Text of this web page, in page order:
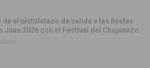
da el pistoletazo de salida a las fiestas
Juan 2026 con el Festival del Chupinazo
2026